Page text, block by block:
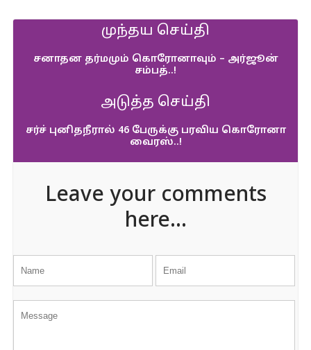
முந்தய செய்தி
சனாதன தர்மமும் கொரோனாவும் – அர்ஜூன்
சம்பத்..!
அடுத்த செய்தி
சர்ச் புனிதநீரால் 46 பேருக்கு பரவிய கொரோனா
வைரஸ்..!
Leave your comments
here...